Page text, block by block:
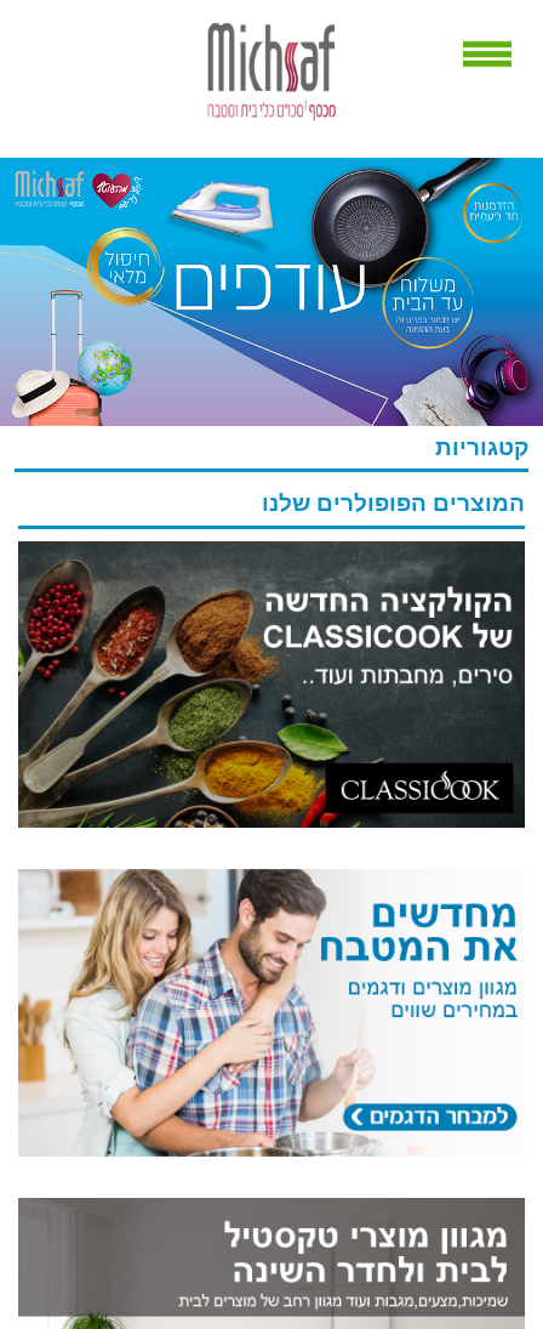
קטגוריות
המוצרים הפופולרים שלנו